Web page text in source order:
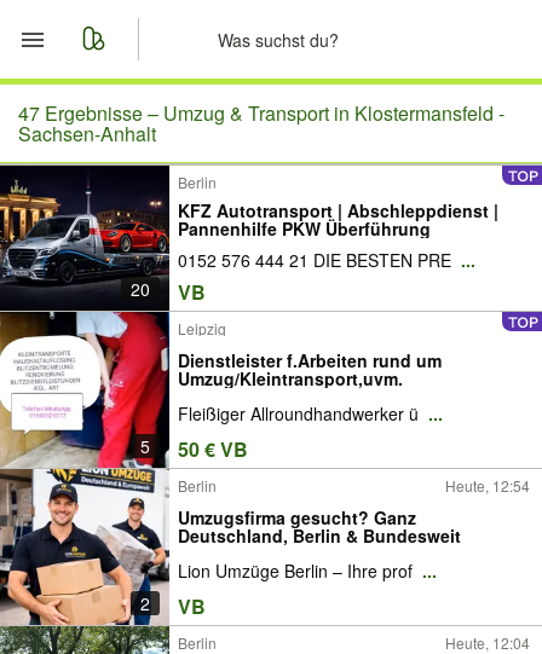
Start
Merkliste
Nachrichten
Anzeige aufgeben
47 Ergebnisse – Umzug & Transport in Klostermansfeld -
Sachsen-Anhalt
20
Berlin
KFZ Autotransport | Abschleppdienst |
Pannenhilfe PKW Überführung
0152 576 444 21 DIE BESTEN PRE ...
VB
5
Leipzig
Dienstleister f.Arbeiten rund um
Umzug/Kleintransport,uvm.
Fleißiger Allroundhandwerker ü ...
50 € VB
2
Berlin Heute, 12:54
Umzugsfirma gesucht? Ganz
Deutschland, Berlin & Bundesweit
Lion Umzüge Berlin – Ihre prof ...
VB
Berlin Heute, 12:04